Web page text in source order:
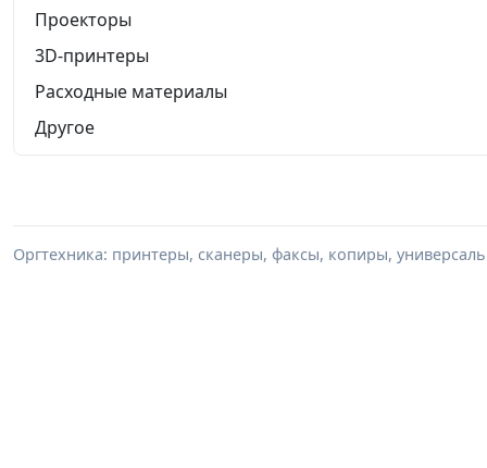
Проекторы
3D-принтеры
Расходные материалы
Другое
Оргтехника: принтеры, сканеры, факсы, копиры,